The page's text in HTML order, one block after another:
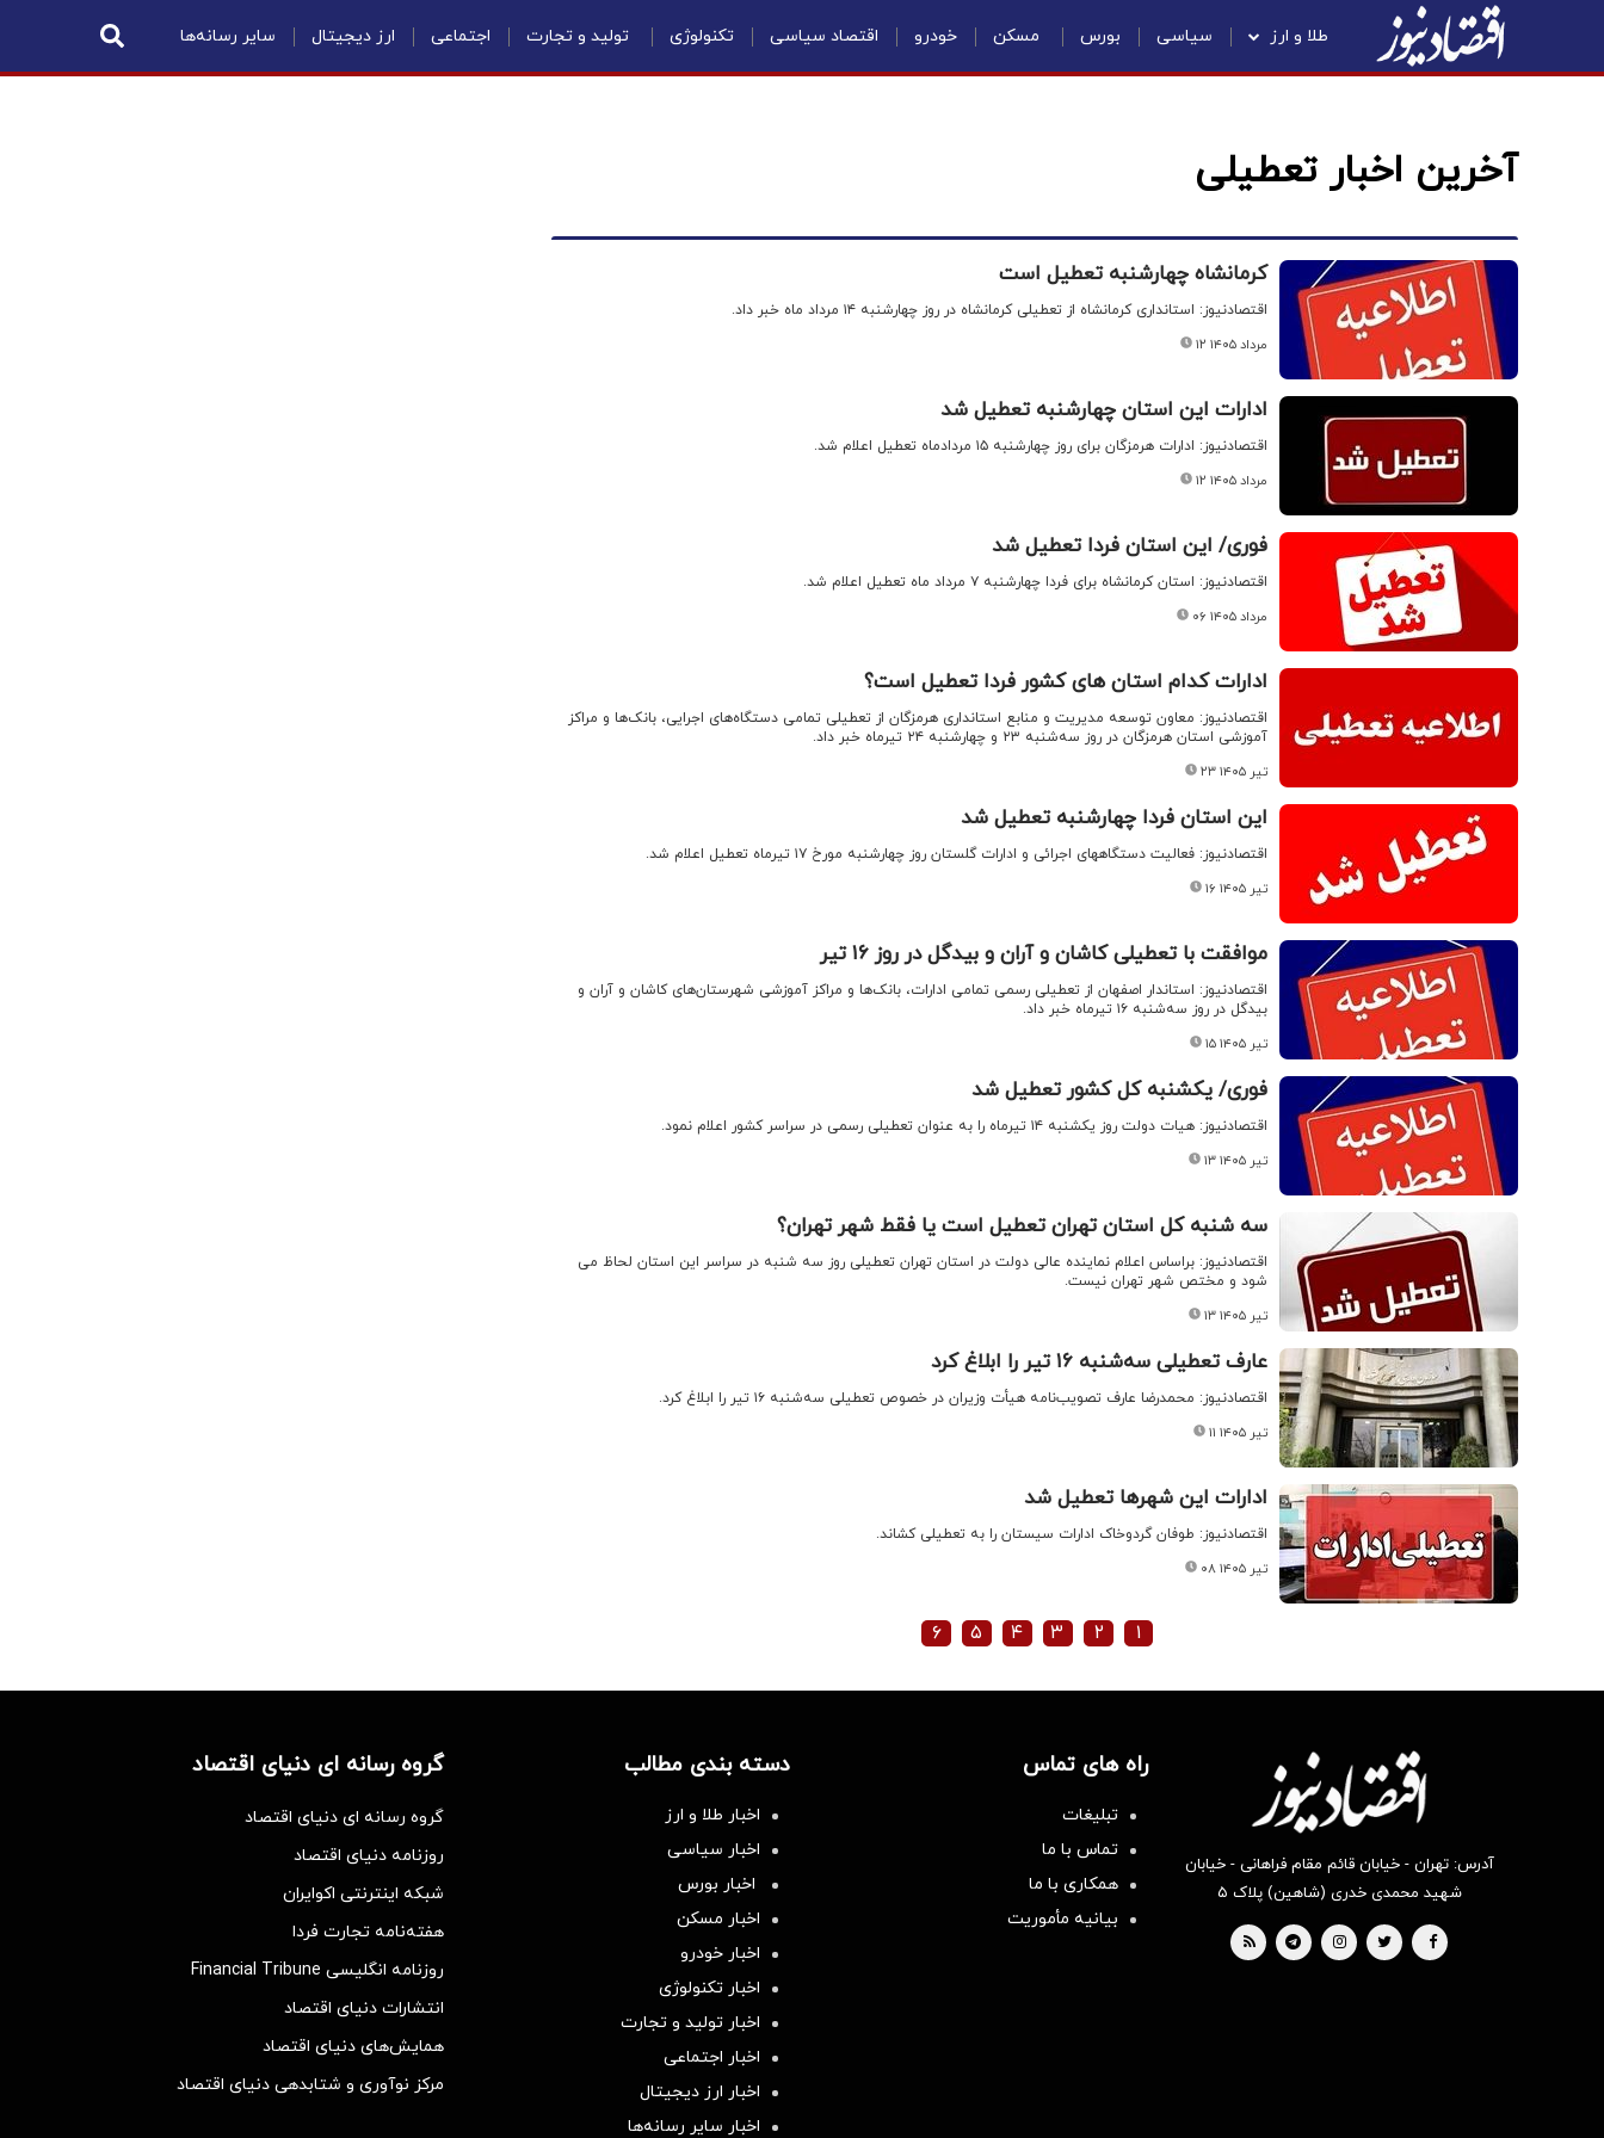
طلا و ارز سیاسی بورس مسکن خودرو اقتصاد سیاسی تکنولوژی تولید و تجارت اجتماعی ارز دیجیتال سایر رسانه‌ها
آخرین اخبار تعطیلی
کرمانشاه چهارشنبه تعطیل است
اقتصادنیوز: استانداری کرمانشاه از تعطیلی کرمانشاه ‌در روز چهارشنبه ۱۴ مرداد ماه خبر داد.
۱۲ مرداد ۱۴۰۵
ادارات این استان چهارشنبه تعطیل شد
اقتصادنیوز: ادارات هرمزگان برای روز چهارشنبه ۱۵ مردادماه تعطیل اعلام شد.
۱۲ مرداد ۱۴۰۵
فوری/ این استان فردا تعطیل شد
اقتصادنیوز: استان کرمانشاه برای فردا چهارشنبه ۷ مرداد ماه تعطیل اعلام شد. ​
۰۶ مرداد ۱۴۰۵
ادارات کدام استان های کشور فردا تعطیل است؟
اقتصادنیوز: معاون توسعه مدیریت و منابع استانداری هرمزگان از تعطیلی تمامی دستگاه‌های اجرایی، بانک‌ها و مراکز
آموزشی استان هرمزگان در روز سه‌شنبه ۲۳ و چهارشنبه ۲۴ تیرماه خبر داد.
۲۳ تیر ۱۴۰۵
این استان فردا چهارشنبه تعطیل شد
اقتصادنیوز: فعالیت دستگاههای اجرائی و ادارات گلستان روز چهارشنبه مورخ ۱۷ تیرماه تعطیل اعلام شد.
۱۶ تیر ۱۴۰۵
موافقت با تعطیلی کاشان و آران و بیدگل در روز ۱۶ تیر
اقتصادنیوز: استاندار اصفهان از تعطیلی رسمی تمامی ادارات، بانک‌ها و مراکز آموزشی شهرستان‌های کاشان و آران و
بیدگل در روز سه‌شنبه ۱۶ تیرماه خبر داد.
۱۵ تیر ۱۴۰۵
فوری/ یکشنبه کل کشور تعطیل شد
اقتصادنیوز: هیات دولت روز یکشنبه ۱۴ تیرماه را به عنوان تعطیلی رسمی در سراسر کشور اعلام نمود.
۱۳ تیر ۱۴۰۵
سه شنبه کل استان تهران تعطیل است یا فقط شهر تهران؟
اقتصادنیوز: براساس اعلام نماینده عالی دولت در استان تهران تعطیلی روز سه شنبه در سراسر این استان لحاظ می
شود و مختص شهر تهران نیست.
۱۳ تیر ۱۴۰۵
عارف تعطیلی سه‌شنبه ۱۶ تیر را ابلاغ کرد
اقتصادنیوز: محمدرضا عارف تصویب‌نامه هیأت وزیران در خصوص تعطیلی سه‌شنبه ۱۶ تیر را ابلاغ کرد.
۱۱ تیر ۱۴۰۵
ادارات این شهرها تعطیل شد
اقتصادنیوز: طوفان گردوخاک ادارات سیستان را به تعطیلی کشاند.
۰۸ تیر ۱۴۰۵
۱ ۲ ۳ ۴ ۵ ۶
آدرس: تهران - خیابان قائم مقام فراهانی - خیابان
شهید محمدی خدری (شاهین) پلاک ۵
راه های تماس
تبلیغات
تماس با ما
همکاری با ما
بیانیه مأموریت
دسته بندی مطالب
اخبار طلا و ارز
اخبار سیاسی
اخبار بورس
اخبار مسکن
اخبار خودرو
اخبار تکنولوژی
اخبار تولید و تجارت
اخبار اجتماعی
اخبار ارز دیجیتال
اخبار سایر رسانه‌‌ها
گروه رسانه ای دنیای اقتصاد
گروه رسانه ای دنیای اقتصاد
روزنامه دنیای اقتصاد
شبکه اینترنتی اکوایران
هفته‌نامه تجارت فردا
روزنامه انگلیسی Financial Tribune
انتشارات دنیای اقتصاد
همایش‌های دنیای اقتصاد
مرکز نوآوری و شتابدهی دنیای اقتصاد